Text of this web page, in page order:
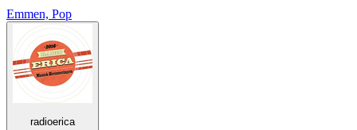
Emmen, Pop
radioerica